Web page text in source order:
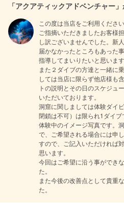
「アクアティックアドベンチャー
この度は当店をご利用くださ
ご指摘いただきましたお客様
し訳ございませんでした。新
届かなかったところもあった
指導してまいりたいと思います
また２ダイブの方達と一緒に
しては当店に限らず他店様も
トの説明とその日のスケジュ
いただいております。
洞窟に関しましては体験ダイ
閉鎖は不可）は限られ1ダイ
体験中のイメージ写真です。
で、ご希望される場合には申
すので、ご記入いただければ
思います。
今回はご希望に沿う事ができ
た。
また今後の改善点として貴重
た。